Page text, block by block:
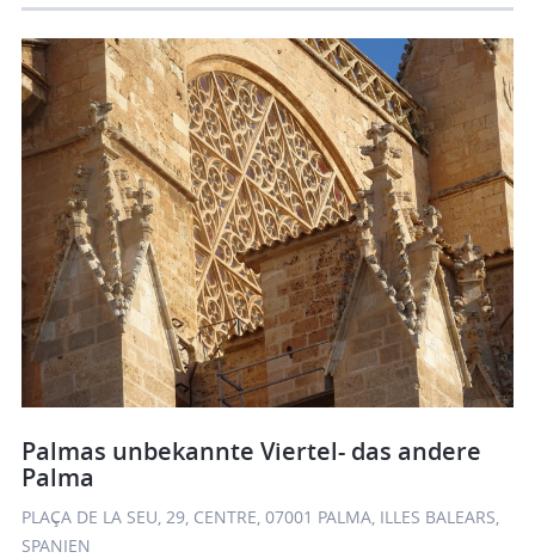
Palmas unbekannte Viertel- das andere
Palma
PLAÇA DE LA SEU, 29, CENTRE, 07001 PALMA, ILLES BALEARS,
SPANIEN